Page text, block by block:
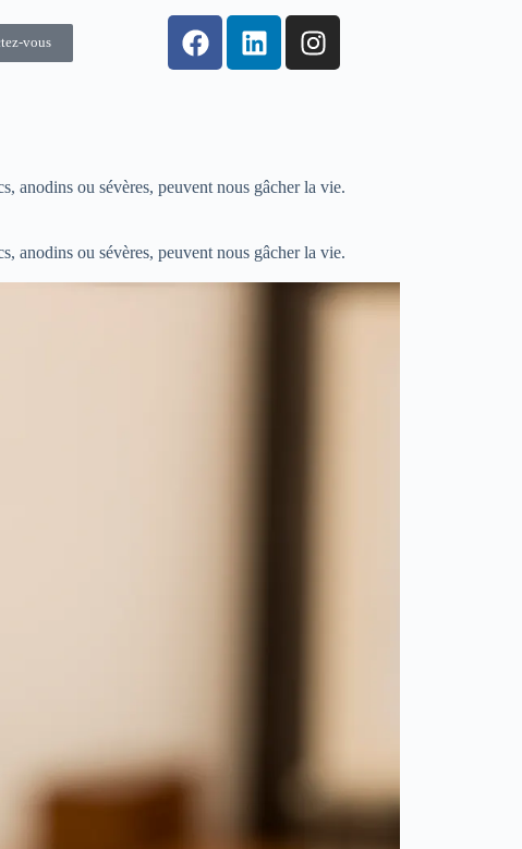
vous
anodins ou sévères, peuvent nous gâcher la vie.
anodins ou sévères, peuvent nous gâcher la vie.